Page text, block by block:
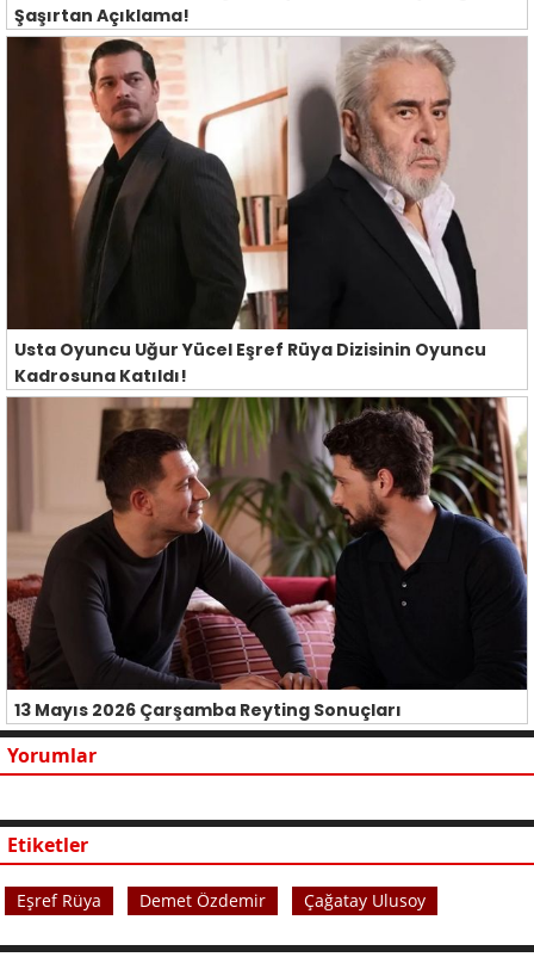
Şaşırtan Açıklama!
Usta Oyuncu Uğur Yücel Eşref Rüya Dizisinin Oyuncu
Kadrosuna Katıldı!
13 Mayıs 2026 Çarşamba Reyting Sonuçları
Yorumlar
Etiketler
Eşref Rüya Demet Özdemir Çağatay Ulusoy